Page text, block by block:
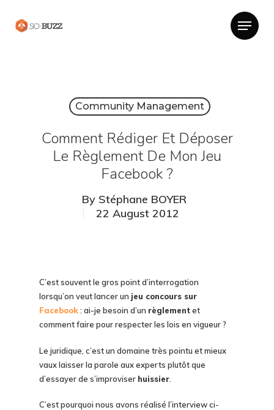
Community Management
Comment Rédiger Et Déposer
Le Règlement De Mon Jeu
Facebook ?
By Stéphane BOYER
22 August 2012
C’est souvent le gros point d’interrogation
lorsqu’on veut lancer un jeu concours sur
Facebook: ai-je besoin d’un règlementet
comment faire pour respecter les lois en vigueur ?
Le juridique, c’est un domaine très pointu et mieux
vaux laisser la parole aux experts plutôt que
d’essayer de s’improviser huissier
C’est pourquoi nous avons réalisé l’interview ci-